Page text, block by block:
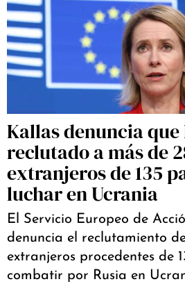
Kallas denuncia que
reclutado a más de
extranjeros de 135
luchar en Ucrania
El Servicio Europeo de
denuncia el reclutamiento
extranjeros procedentes de
combatir por Rusia en